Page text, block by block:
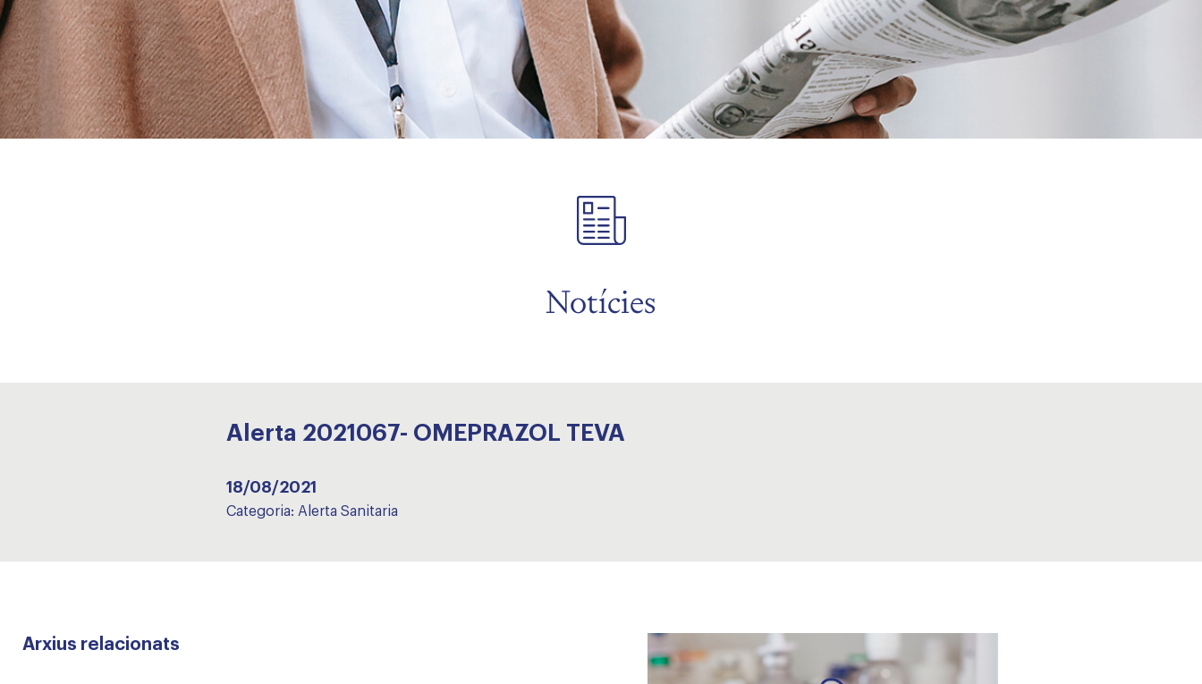
Notícies
Alerta 2021067- OMEPRAZOL TEVA
18/08/2021
Categoria: Alerta Sanitaria
Arxius relacionats